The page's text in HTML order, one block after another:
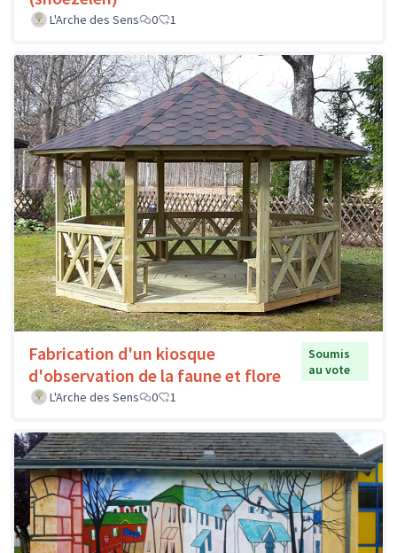
L'Arche des Sens 0 1
Fabrication d'un kiosque
d'observation de la faune et flore
Soumis
au vote
L'Arche des Sens
0 1